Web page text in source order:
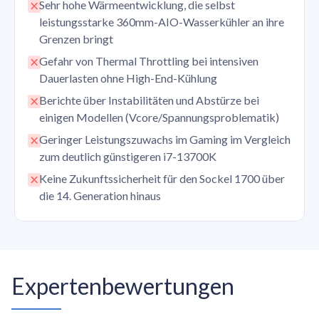
Sehr hohe Wärmeentwicklung, die selbst
leistungsstarke 360mm-AIO-Wasserkühler an ihre
Grenzen bringt
Gefahr von Thermal Throttling bei intensiven
Dauerlasten ohne High-End-Kühlung
Berichte über Instabilitäten und Abstürze bei
einigen Modellen (Vcore/Spannungsproblematik)
Geringer Leistungszuwachs im Gaming im Vergleich
zum deutlich günstigeren i7-13700K
Keine Zukunftssicherheit für den Sockel 1700 über
die 14. Generation hinaus
Expertenbewertungen